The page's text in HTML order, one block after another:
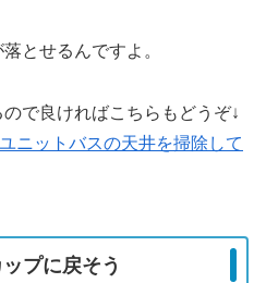
とせるんですよ。
で良ければこちらもどうぞ↓
ニットバスの天井を掃除して
プに戻そう